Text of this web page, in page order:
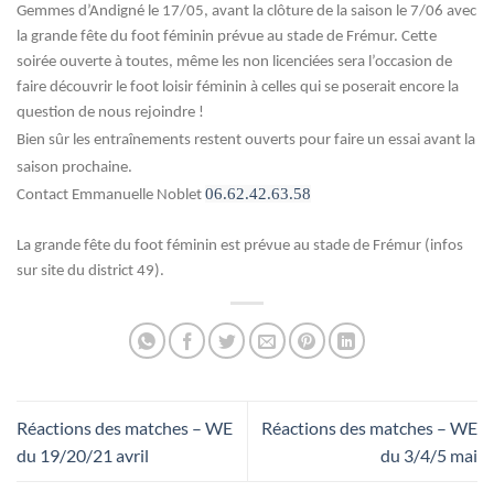
Gemmes d’Andigné le 17/05, avant la clôture de la saison le 7/06 avec
la grande fête du foot féminin prévue au stade de Frémur. Cette
soirée ouverte à toutes, même les non licenciées sera l’occasion de
faire découvrir le foot loisir féminin à celles qui se poserait encore la
question de nous rejoindre !
Bien sûr les entraînements restent ouverts pour faire un essai avant la
saison prochaine.
Contact Emmanuelle Noblet 06.62.42.63.58
La grande fête du foot féminin est prévue au stade de Frémur (infos
sur site du district 49).
Réactions des matches – WE
du 19/20/21 avril
Réactions des matches – WE
du 3/4/5 mai